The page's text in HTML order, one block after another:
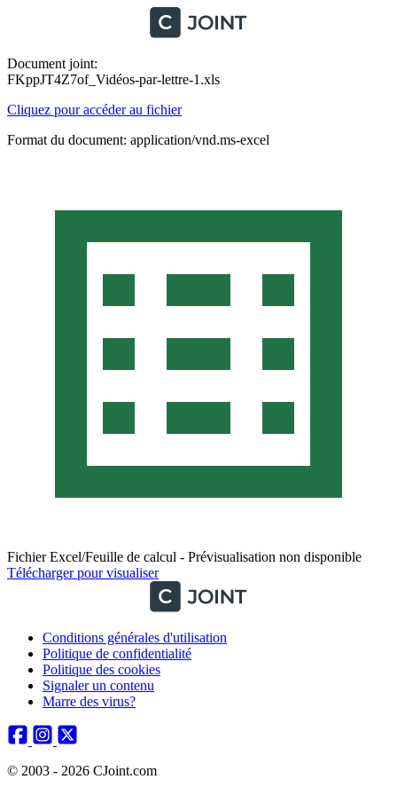
Document joint:
FKppJT4Z7of_Vidéos-par-lettre-1.xls
Cliquez pour accéder au fichier
Format du document: application/vnd.ms-excel
Fichier Excel/Feuille de calcul - Prévisualisation non disponible
Télécharger pour visualiser
Conditions générales d'utilisation
Politique de confidentialité
Politique des cookies
Signaler un contenu
Marre des virus?
© 2003 - 2026 CJoint.com